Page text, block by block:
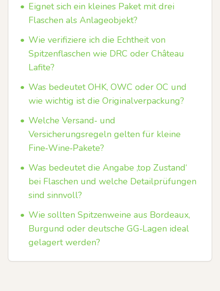
• Eignet sich ein kleines Paket mit drei
Flaschen als Anlageobjekt?
• Wie verifiziere ich die Echtheit von
Spitzenflaschen wie DRC oder Château
Lafite?
• Was bedeutet OHK, OWC oder OC und
wie wichtig ist die Originalverpackung?
• Welche Versand‑ und
Versicherungsregeln gelten für kleine
Fine‑Wine‑Pakete?
• Was bedeutet die Angabe ‚top Zustand‘
bei Flaschen und welche Detailprüfungen
sind sinnvoll?
• Wie sollten Spitzenweine aus Bordeaux,
Burgund oder deutsche GG‑Lagen ideal
gelagert werden?